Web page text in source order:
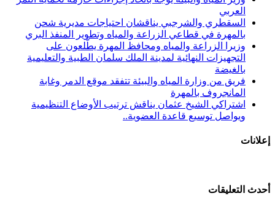
العربي
السقطري والشرجبي يناقشان احتياجات مديرية شحن
بالمهرة في قطاعي الزراعة والمياه وتطوير المنفذ البري
وزيرا الزراعة والمياه ومحافظ المهرة يطّلعون على
التجهيزات النهائية لمدينة الملك سلمان الطبية والتعليمية
بالغيضة
فريق من وزارة المياه والبيئة تتفقد موقع الدمر وغابة
المانجروف بالمهرة
اشتراكي الشيخ عثمان يناقش ترتيب الأوضاع التنظيمية
ويواصل توسيع قاعدة العضوية..
إعلانات
أحدث التعليقات